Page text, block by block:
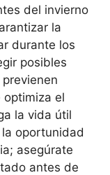
del invierno
la
durante los
posibles
optimiza el
la vida útil
oportunidad
asegúrate
antes de